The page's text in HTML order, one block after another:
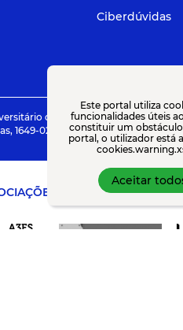
Ciberdúvidas
de Lisboa
1649-026 Lisboa | +351 217 903 000
Este portal utiliza
funcionalidades úteis
constituir um obstáculo
portal, o utilizador está
Aceitar